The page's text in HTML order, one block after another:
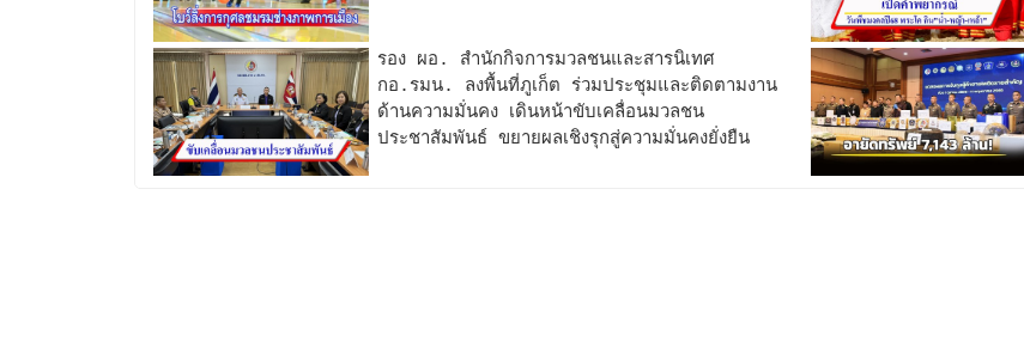
รอง ผอ. สำนักกิจการมวลชนและสารนิเทศ
กอ.รมน. ลงพื้นที่ภูเก็ต ร่วมประชุมและติดตามงาน
ด้านความมั่นคง เดินหน้าขับเคลื่อนมวลชน
ประชาสัมพันธ์ ขยายผลเชิงรุกสู่ความมั่นคงยั่งยืน